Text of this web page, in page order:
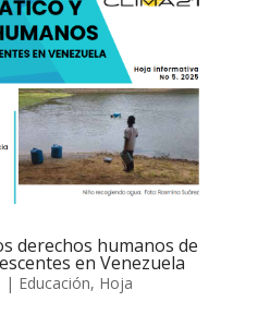
derechos humanos de
en Venezuela
| Educación, Hoja